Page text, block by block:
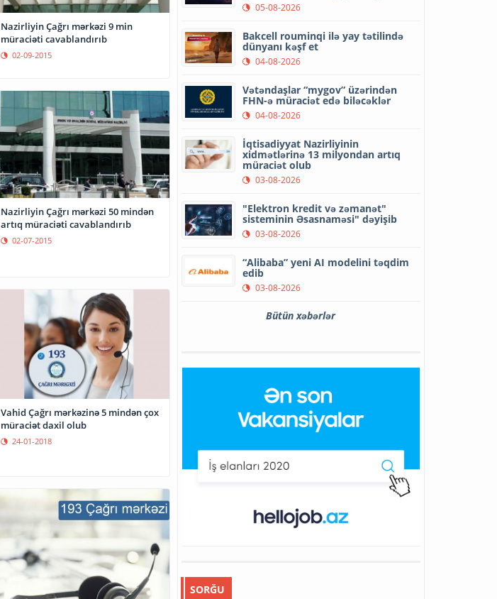
Nazirliyin Çağrı mərkəzi 9 min
müraciəti cavablandırıb
02-09-2015
Nazirliyin Çağrı mərkəzi 50 mindən
artıq müraciəti cavablandırıb
02-07-2015
Vahid Çağrı mərkəzinə 5 mindən çox
müraciət daxil olub
24-01-2018
05-08-2026
Bakcell rouminqi ilə yay tətilində
dünyanı kəşf et
04-08-2026
Vətəndaşlar “mygov” üzərindən
FHN-ə müraciət edə biləcəklər
04-08-2026
İqtisadiyyat Nazirliyinin
xidmətlərinə 13 milyondan artıq
müraciət olub
03-08-2026
"Elektron kredit və zəmanət"
sisteminin Əsasnaməsi" dəyişib
03-08-2026
“Alibaba” yeni AI modelini təqdim
edib
03-08-2026
Bütün xəbərlər
SORĞU